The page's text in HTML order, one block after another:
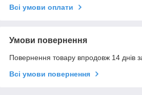
Всі умови оплати
Умови повернення
Повернення товару впродовж 14 днів
Всі умови повернення